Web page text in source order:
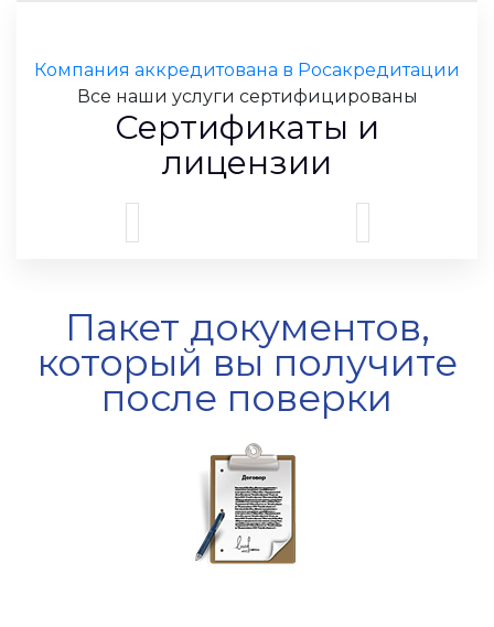
Компания аккредитована в Росакредитации
Все наши услуги сертифицированы
Сертификаты и
лицензии
Пакет документов,
который вы получите
после поверки